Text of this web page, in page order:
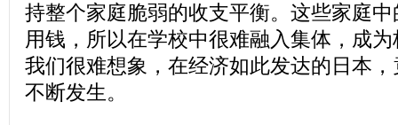
持整个家庭脆弱的收支平衡。这些家庭
用钱，所以在学校中很难融入集体，成
我们很难想象，在经济如此发达的日本
不断发生。